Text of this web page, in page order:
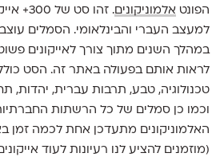
הפונט אלמוניקונים
. זהו סט
למעצב העברי והבינלאומי. הסמלים עוצבו
במהלך השנים מתוך צורך לאייקונים
לראות אותם בפעולה באתר זה. הסט
טכנולוגיה, טבע, תרבות עברית, יהדות,
וכמו כן סמלים של כל הרשתות
האלמוניקונים מתעדכן אחת לכמה זמן
(מוזמנים להציע לנו רעיונות לעוד